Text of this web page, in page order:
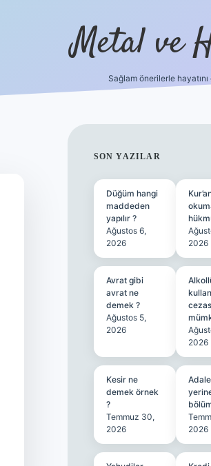
Metal ve
Sağlam önerilerle
SIDEBAR
SON YAZILAR
Düğüm hangi
maddeden
yapılır ?
Ağustos 6,
2026
2026
Avrat gibi
avrat ne
demek ?
Ağustos 5,
2026
2026
Kesir ne
demek örnek
?
Temmuz 30,
2026
2026
https://betci.co/